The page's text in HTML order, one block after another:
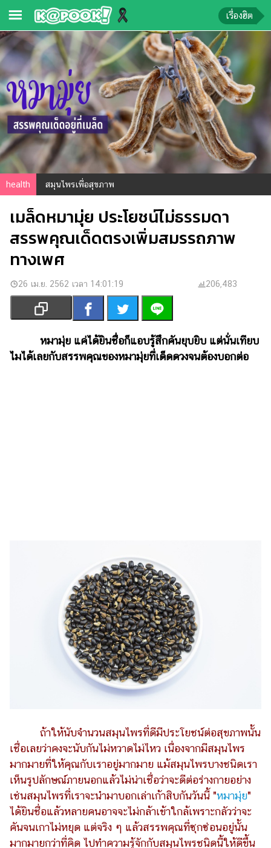
ข่าว-
ความ
รู้
ข่าว
ข่าว
บันเทิง
ตรวจ
หวย
ผล
บอล
สด
การ
การ
ศึกษา
บันเทิง
อาหาร
ช้อป
ปิ้ง
รถยนต์
เรื่องฮิต
health สมุนไพรเพื่อสุขภาพ
เมล็ดหมามุ่ย ประโยชน์ไม่ธรรมดา
สรรพคุณเด็ดตรงเพิ่มสมรรถภาพ
ทางเพศ
26 เม.ย. 2562 เวลา 14:01:19 206,483
หมามุ่ย แค่ได้ยินชื่อก็แอบรู้สึกคันยุบยิบ แต่นั่นเทียบ
ไมได้เลยกับสรรพคุณของหมามุ่ยที่เด็ดดวงจนต้องบอกต่อ
ถ้าให้นับจำนวนสมุนไพรที่ดีมีประโยชน์ต่อสุขภาพนั้น
เชื่อเลยว่าคงจะนับกันไม่หวาดไม่ไหว เนื่องจากมีสมุนไพร
มากมายที่ให้คุณกับเราอยู่มากมาย แม้สมุนไพรบางชนิดเรา
เห็นรูปลักษณ์ภายนอกแล้วไม่น่าเชื่อว่าจะดีต่อร่างกายอย่าง
เช่นสมุนไพรที่เราจะนำมาบอกเล่าเก้าสิบกันวันนี้ "หมามุ่ย"
ได้ยินชื่อแล้วหลายคนอาจจะไม่กล้าเข้าใกล้เพราะกลัวว่าจะ
คันจนเกาไม่หยุด แต่จริง ๆ แล้วสรรพคุณที่ซุกซ่อนอยู่นั้น
มากมายกว่าที่คิด ไปทำความรู้จักกับสมุนไพรชนิดนี้ให้ดีขึ้น